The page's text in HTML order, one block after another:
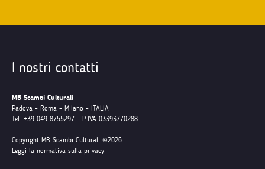
I nostri contatti
MB Scambi Culturali
Padova - Roma - Milano - ITALIA
Tel. +39 049 8755297 - P.IVA 03393770288
Copyright MB Scambi Culturali ©2026
Leggi la normativa sulla privacy